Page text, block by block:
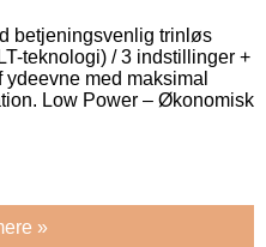
betjeningsvenlig trinløs
teknologi) / 3 indstillinger +
med maksimal
Low Power – Økonomisk
»